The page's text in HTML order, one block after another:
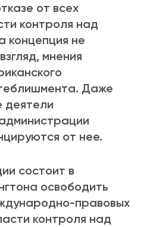
от всех
контроля над
концепция не
мнения
Даже
деятели
от нее.
состоит в
освободить
правовых
контроля над